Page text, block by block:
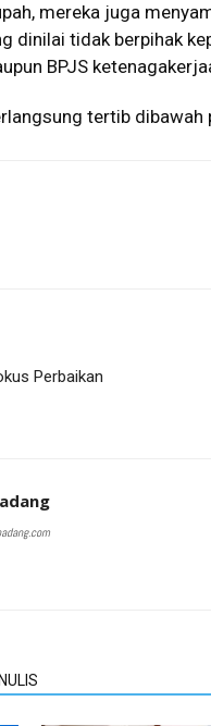
mereka juga
dinilai tidak berpihak
BPJS
tertib
Perbaikan